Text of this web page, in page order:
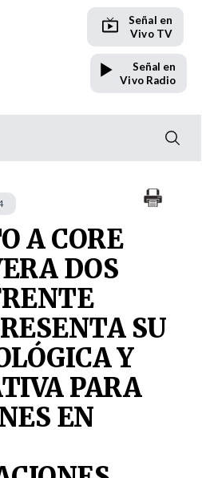
Señal en
Vivo TV
Señal en
Vivo Radio
A CORE
DOS
SU
Y
PARA
EN